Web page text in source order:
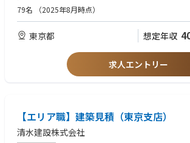
79名 （2025年8月時点）
東京都 想定年収
求人エントリー
【エリア職】建築見積（東京支店）
清水建設株式会社